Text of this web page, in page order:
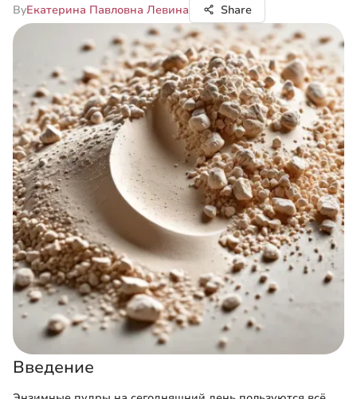
ByЕкатерина Павловна Левина Share
Введение